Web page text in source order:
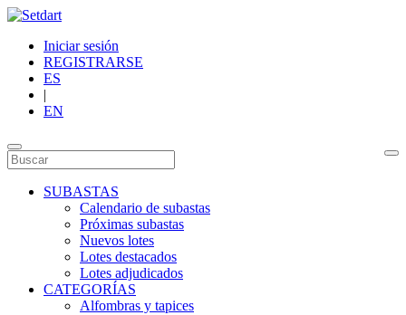
Iniciar sesión
REGISTRARSE
ES
|
EN
SUBASTAS
Calendario de subastas
Próximas subastas
Nuevos lotes
Lotes destacados
Lotes adjudicados
CATEGORÍAS
Alfombras y tapices